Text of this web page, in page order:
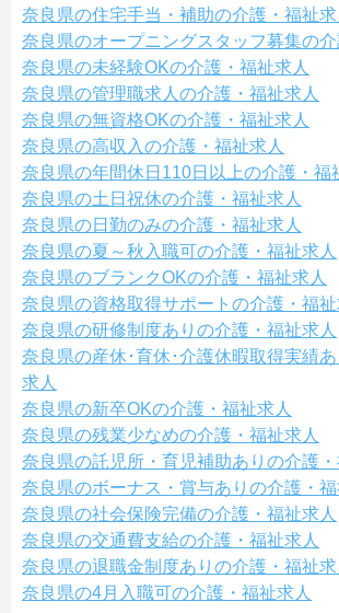
奈良県の住宅手当・補助の介護・福祉求
奈良県のオープニングスタッフ募集の介
奈良県の未経験OKの介護・福祉求人
奈良県の管理職求人の介護・福祉求人
奈良県の無資格OKの介護・福祉求人
奈良県の高収入の介護・福祉求人
奈良県の年間休日110日以上の介護・福
奈良県の土日祝休の介護・福祉求人
奈良県の日勤のみの介護・福祉求人
奈良県の夏～秋入職可の介護・福祉求人
奈良県のブランクOKの介護・福祉求人
奈良県の資格取得サポートの介護・福祉
奈良県の研修制度ありの介護・福祉求人
奈良県の産休･育休･介護休暇取得実績
求人
奈良県の新卒OKの介護・福祉求人
奈良県の残業少なめの介護・福祉求人
奈良県の託児所・育児補助ありの介護・
奈良県のボーナス・賞与ありの介護・福
奈良県の社会保険完備の介護・福祉求人
奈良県の交通費支給の介護・福祉求人
奈良県の退職金制度ありの介護・福祉求
奈良県の4月入職可の介護・福祉求人